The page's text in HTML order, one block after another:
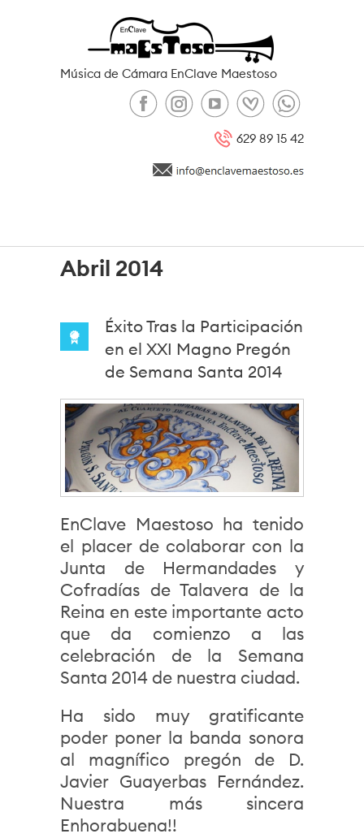
Música de Cámara EnClave Maestoso
629 89 15 42
Abril 2014
Éxito Tras la Participación
en el XXI Magno Pregón
de Semana Santa 2014
EnClave Maestoso ha tenido
el placer de colaborar con la
Junta de Hermandades y
Cofradías de Talavera de la
Reina en este importante acto
que da comienzo a las
celebración de la Semana
Santa 2014 de nuestra ciudad.
Ha sido muy gratificante
poder poner la banda sonora
al magnífico pregón de D.
Javier Guayerbas Fernández.
Nuestra más sincera
Enhorabuena!!